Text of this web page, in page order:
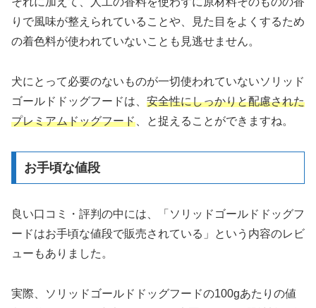
りで風味が整えられていることや、見た目をよくするため
の着色料が使われていないことも見逃せません。
犬にとって必要のないものが一切使われていないソリッド
ゴールドドッグフードは、 安全性にしっかりと配慮された
プレミアムドッグフード 、と捉えることができますね。
お手頃な値段
良い口コミ・評判の中には、「ソリッドゴールドドッグフ
ードはお手頃な値段で販売されている」という内容のレビ
ューもありました。
実際、ソリッドゴールドドッグフードの100gあたりの値